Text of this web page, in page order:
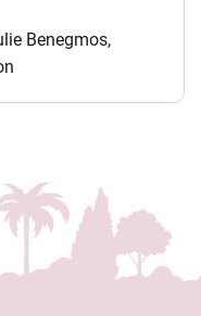
Benegmos,